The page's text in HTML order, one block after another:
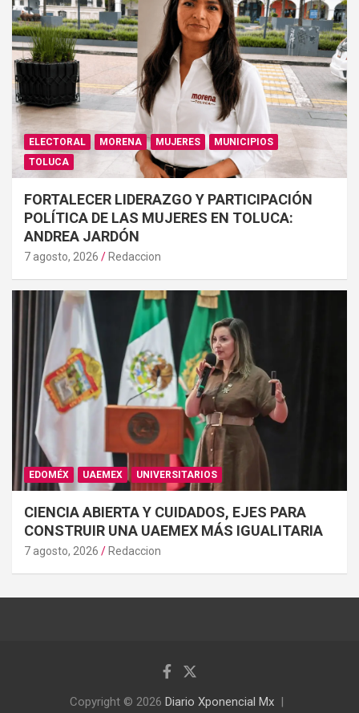
ELECTORAL MORENA MUJERES
MUNICIPIOS
TOLUCA
FORTALECER LIDERAZGO Y PARTICIPACIÓN
POLÍTICA DE LAS MUJERES EN TOLUCA:
ANDREA JARDÓN
7 agosto, 2026 Redaccion
EDOMÉX UAEMEX UNIVERSITARIOS
CIENCIA ABIERTA Y CUIDADOS, EJES PARA
CONSTRUIR UNA UAEMEX MÁS IGUALITARIA
7 agosto, 2026 Redaccion
Copyright © 2026 Diario Xponencial Mx